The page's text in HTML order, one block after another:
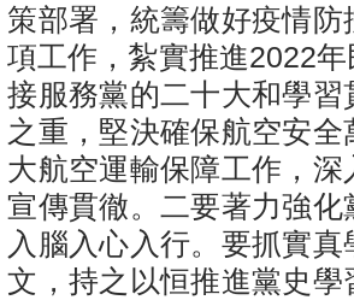
策部署，統籌做好疫情
項工作，紮實推進2022
接服務黨的二十大和學
之重，堅決確保航空安
大航空運輸保障工作，
宣傳貫徹。二要著力強
入腦入心入行。要抓實
文，持之以恒推進黨史